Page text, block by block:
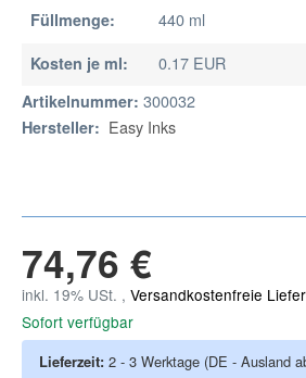
Füllmenge: 440 ml
Kosten je ml: 0.17 EUR
Artikelnummer: 300032
Hersteller: Easy Inks
74,76 €
inkl. 19% USt. , Versandkostenfreie
Sofort verfügbar
Lieferzeit: 2 - 3 Werktage (DE - Ausland